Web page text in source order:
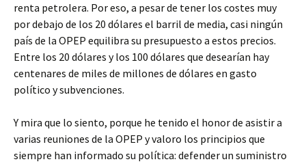
renta petrolera. Por eso, a pesar de tener los costes muy
por debajo de los 20 dólares el barril de media, casi ningún
país de la OPEP equilibra su presupuesto a estos precios.
Entre los 20 dólares y los 100 dólares que desearían hay
centenares de miles de millones de dólares en gasto
político y subvenciones.
Y mira que lo siento, porque he tenido el honor de asistir a
varias reuniones de la OPEP y valoro los principios que
siempre han informado su política: defender un suministro